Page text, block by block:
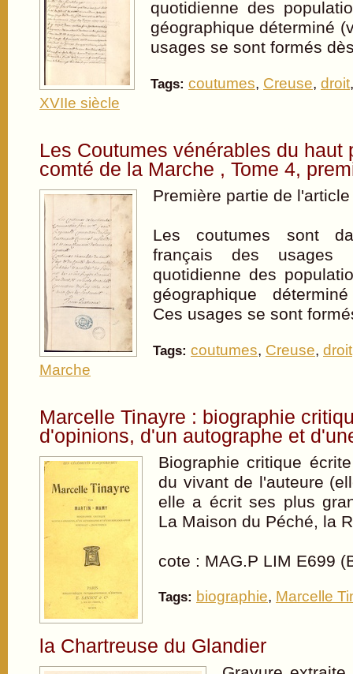
quotidienne des
géographique déterminé
usages se sont formés
Tags: coutumes, Creuse, droit
XVIIe siècle
Les Coutumes vénérables du haut
comté de la Marche , Tome 4,
Première partie de
Les coutumes sont
français des usages
quotidienne des
géographique
Ces usages se sont
Tags: coutumes, Creuse, droit
Marche
Marcelle Tinayre : biographie
d'opinions, d'un autographe et
Biographie critique
du vivant de l'auteure
elle a écrit ses plus
La Maison du Péché, la
cote : MAG.P LIM E699
Tags: biographie, Marcelle
la Chartreuse du Glandier